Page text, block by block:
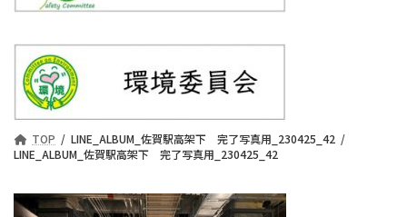
TOP
LINE_ALBUM_佐賀駅高架下 完了写真用_230425_42
LINE_ALBUM_佐賀駅高架下 完了写真用_230425_42